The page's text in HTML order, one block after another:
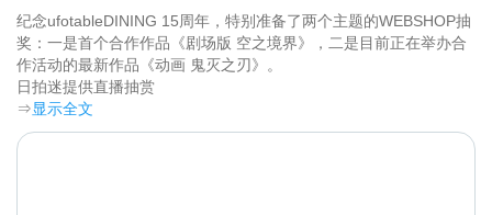
纪念ufotableDINING 15周年，特别准备了两个主题的WEBSHOP抽
奖：一是首个合作作品《剧场版 空之境界》，二是目前正在举办合
作活动的最新作品《动画 鬼灭之刃》。
⇒显示全文